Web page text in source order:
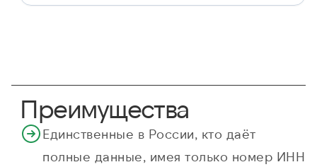
Преимущества
Единственные в России, кто даёт
полные данные, имея только номер ИНН